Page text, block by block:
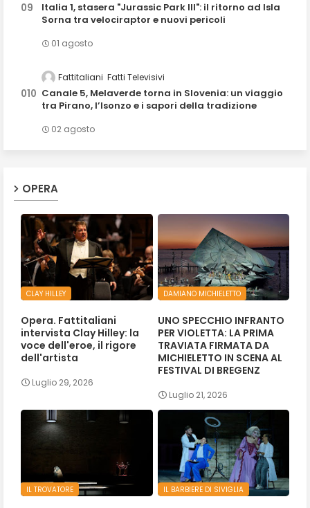
Italia 1, stasera "Jurassic Park III": il ritorno ad Isla
Sorna tra velociraptor e nuovi pericoli
01 agosto
Fattitaliani Fatti Televisivi
Canale 5, Melaverde torna in Slovenia: un viaggio
tra Pirano, l’Isonzo e i sapori della tradizione
02 agosto
OPERA
CLAY HILLEY
Opera. Fattitaliani
intervista Clay Hilley: la
voce dell'eroe, il rigore
dell'artista
Luglio 29, 2026
DAMIANO MICHIELETTO
UNO SPECCHIO INFRANTO
PER VIOLETTA: LA PRIMA
TRAVIATA FIRMATA DA
MICHIELETTO IN SCENA AL
FESTIVAL DI BREGENZ
Luglio 21, 2026
IL TROVATORE IL BARBIERE DI SIVIGLIA